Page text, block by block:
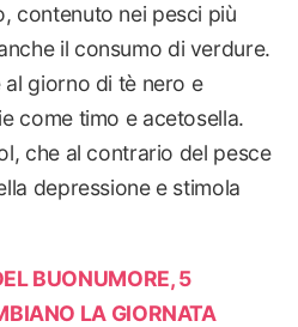
contenuto nei pesci più
il consumo di verdure.
giorno di tè nero e
come timo e acetosella.
che al contrario del pesce
depressione e stimola
BUONUMORE, 5
LA GIORNATA